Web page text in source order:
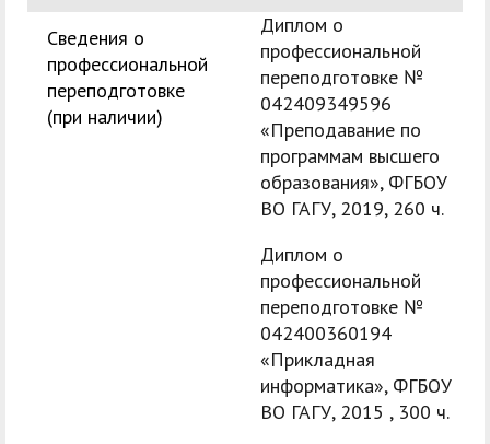
Сведения о
профессиональной
переподготовке
(при наличии)
Диплом о
профессиональной
переподготовке №
042409349596
«Преподавание по
программам высшего
образования», ФГБОУ
ВО ГАГУ, 2019, 260 ч.
Диплом о
профессиональной
переподготовке №
042400360194
«Прикладная
информатика», ФГБОУ
ВО ГАГУ, 2015 , 300 ч.